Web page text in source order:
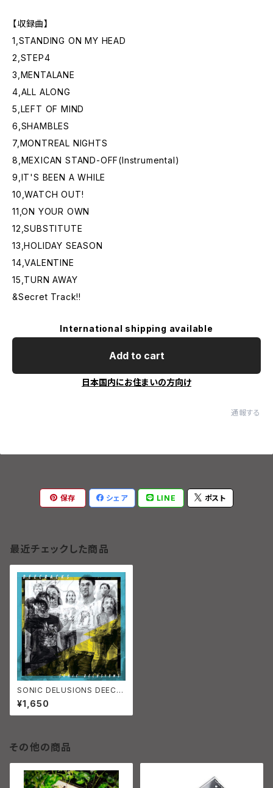
【収録曲】
1,STANDING ON MY HEAD
2,STEP4
3,MENTALANE
4,ALL ALONG
5,LEFT OF MIND
6,SHAMBLES
7,MONTREAL NIGHTS
8,MEXICAN STAND-OFF(Instrumental)
9,IT'S BEEN A WHILE
10,WATCH OUT!
11,ON YOUR OWN
12,SUBSTITUTE
13,HOLIDAY SEASON
14,VALENTINE
15,TURN AWAY
&Secret Track!!
International shipping available
Add to cart
日本国内にお住まいの方向け
通報する
保存 シェア LINE ポスト
最近チェックした商品
SONIC DELUSIONS DEECR
ACKS
¥1,650
その他の商品